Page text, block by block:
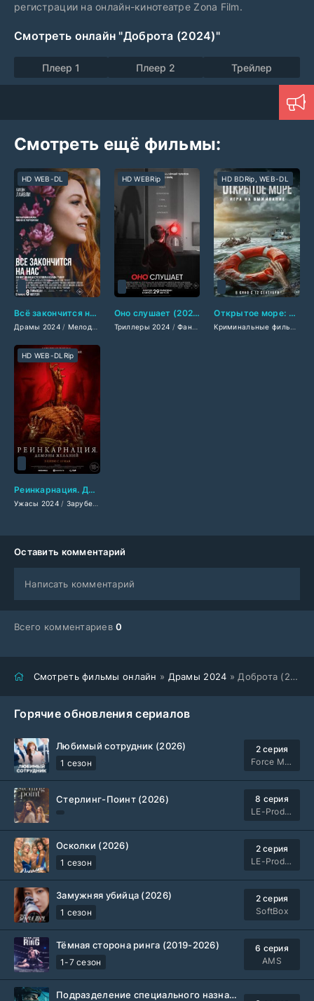
регистрации на онлайн-кинотеатре Zona Film.
Смотреть онлайн "Доброта (2024)"
Плеер 1 Плеер 2 Трейлер
Смотреть ещё фильмы:
Всё закончится на нас (2024)
Драмы 2024/ Мелодрамы 2024 /Зарубежные фильмы 2024/Фильмы осени
HD WEB-DL
Оно слушает (2024)
Триллеры 2024 /Фантастические 2024 /
HD WEBRip
Открытое море: Игра на выживание (2024)
HD BDRip, WEB-DL
Реинкарнация. Демоны желаний (2024)
Ужасы 2024/ Зарубежные фильмы 2024
HD WEB-DLRip
Оставить комментарий
Написать комментарий
Всего комментариев0
Смотреть фильмы онлайн » Драмы 2024 » Доброта (2024)
Горячие обновления сериалов
Любимый сотрудник (2026)
1 сезон
2 серия
Force Media
Стерлинг-Поинт (2026)
8 серия
LE-Production
Осколки (2026)
1 сезон
2 серия
LE-Production
Замужняя убийца (2026)
1 сезон
2 серия
SoftBox
Тёмная сторона ринга (2019-2026)
1-7 сезон
6 серия
AMS
Подразделение специального назначения (2026)